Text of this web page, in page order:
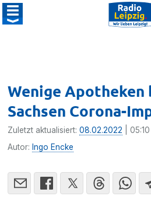
Wenige Apotheken
Sachsen Corona-
Zuletzt aktualisiert:08.02.2022 |
Autor: Ingo Encke